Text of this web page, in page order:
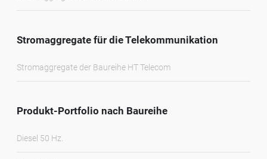
Stromaggregate für die Telekommunikation
Stromaggregate der Baureihe HT Telecom
Produkt-Portfolio nach Baureihe
Diesel 50 Hz.